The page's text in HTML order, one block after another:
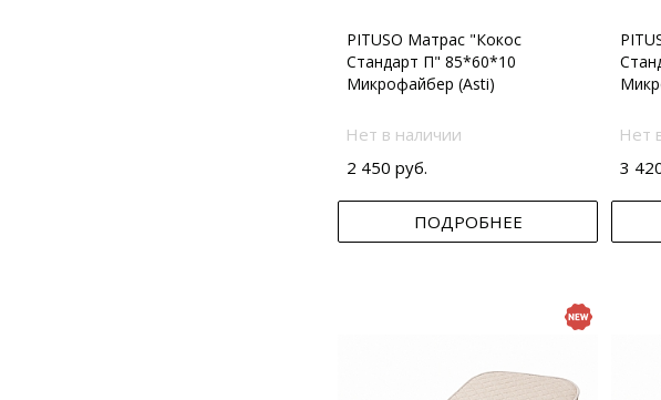
PITUSO Матрас "Кокос
Стандарт П" 85*60*10
Микрофайбер (Asti)
Нет в наличии
2 450 руб.
ПОДРОБНЕЕ
Нет
3